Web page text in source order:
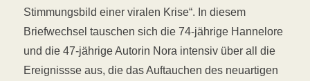
Stimmungsbild einer viralen Krise“. In diesem
Briefwechsel tauschen sich die 74-jährige Hannelore
und die 47-jährige Autorin Nora intensiv über all die
Ereignissse aus, die das Auftauchen des neuartigen